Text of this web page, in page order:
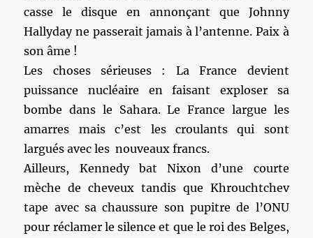
casse le disque en annonçant que Johnny
Hallyday ne passerait jamais à l’antenne. Paix à
son âme !
Les choses sérieuses : La France devient
puissance nucléaire en faisant exploser sa
bombe dans le Sahara. Le France largue les
amarres mais c’est les croulants qui sont
largués avec les nouveaux francs.
Ailleurs, Kennedy bat Nixon d’une courte
mèche de cheveux tandis que Khrouchtchev
tape avec sa chaussure son pupitre de l’ONU
pour réclamer le silence et que le roi des Belges,